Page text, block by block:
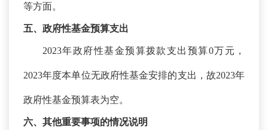
等方面。
五、政府性基金预算支出
2023年政府性基金预算拨款支出预算0万元，
2023年度本单位无政府性基金安排的支出 ， 故2023年
政府性基金预算表为空。
六、其他重要事项的情况说明